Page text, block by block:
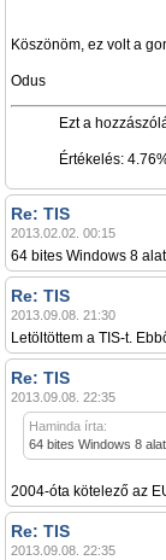
Köszönöm, ez volt a
Odus
Ezt a
Értékelés:
Re: TIS
2013.02.02. 00:15
64 bites Windows 8
Re: TIS
2013.09.08. 21:30
Letöltöttem a TIS-t.
Re: TIS
2013.09.08. 22:35
Haminda írta:
64 bites Windows 8
2004-óta kötelező az
Re: TIS
2013.09.08. 22:35